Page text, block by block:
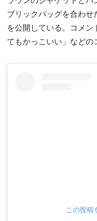
ブリックバッグを合わ
を公開している。コメ
てもかっこいい」などの
この投稿